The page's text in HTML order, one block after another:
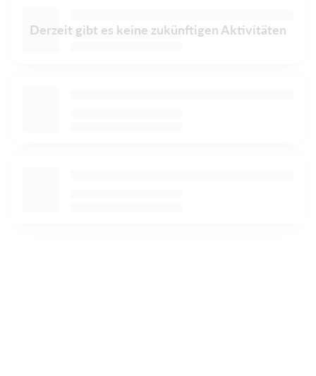
Derzeit gibt es keine zukünftigen Aktivitäten